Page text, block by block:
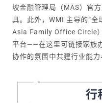
坡金融管理局（MAS）官
具。此外，WMI 主导的“
Asia Family Office Circle
平台——在这里可链接家族
协作的氛围中共建行业能力